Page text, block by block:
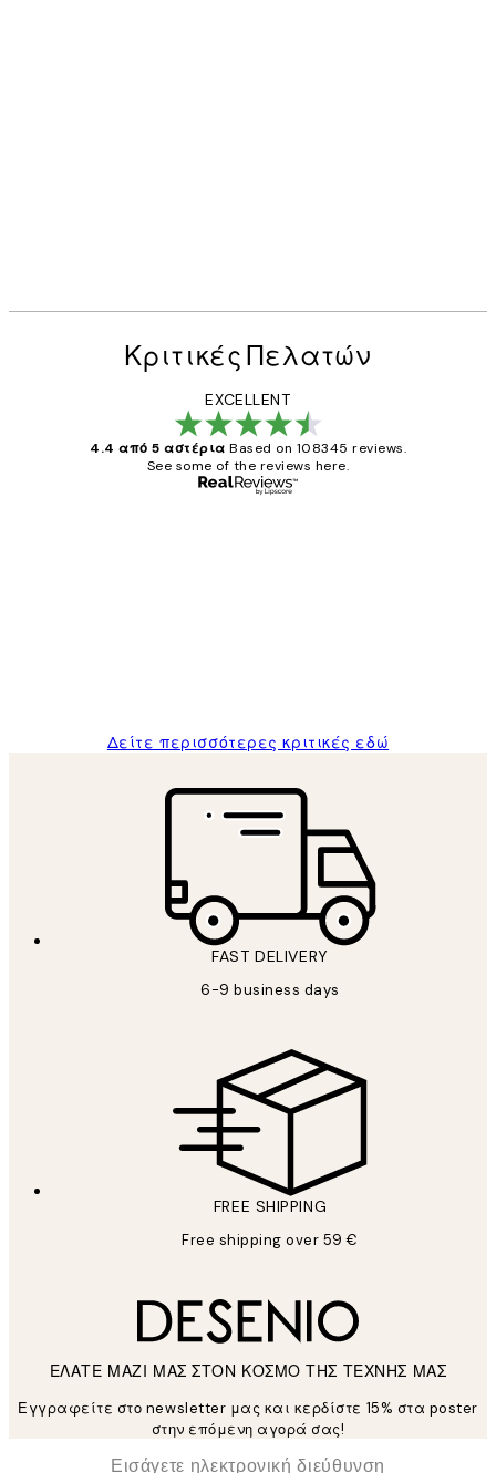
Κριτικές Πελατών
EXCELLENT
4.4 από 5 αστέρια Based on 108345 reviews.
See some of the reviews here.
Δείτε περισσότερες κριτικές εδώ
FAST DELIVERY
6-9 business days
FREE SHIPPING
Free shipping over 59 €
ΕΛΑΤΕ ΜΑΖΙ ΜΑΣ ΣΤΟΝ ΚΟΣΜΟ ΤΗΣ ΤΕΧΝΗΣ ΜΑΣ
Εγγραφείτε στο newsletter μας και κερδίστε 15% στα poster
στην επόμενη αγορά σας!
Ηλεκτρονική Διεύθυνση